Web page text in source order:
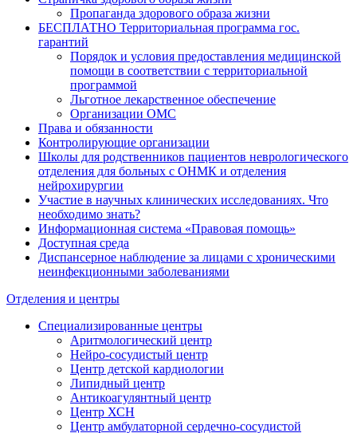
Пропаганда здорового образа жизни
БЕСПЛАТНО Территориальная программа гос.
гарантий
Порядок и условия предоставления медицинской
помощи в соответствии с территориальной
программой
Льготное лекарственное обеспечение
Организации ОМС
Права и обязанности
Контролирующие организации
Школы для родственников пациентов неврологического
отделения для больных с ОНМК и отделения
нейрохирургии
Участие в научных клинических исследованиях. Что
необходимо знать?
Информационная система «Правовая помощь»
Доступная среда
Диспансерное наблюдение за лицами с хроническими
неинфекционными заболеваниями
Отделения и центры
Специализированные центры
Аритмологический центр
Нейро-сосудистый центр
Центр детской кардиологии
Липидный центр
Антикоагулянтный центр
Центр ХСН
Центр амбулаторной сердечно-сосудистой